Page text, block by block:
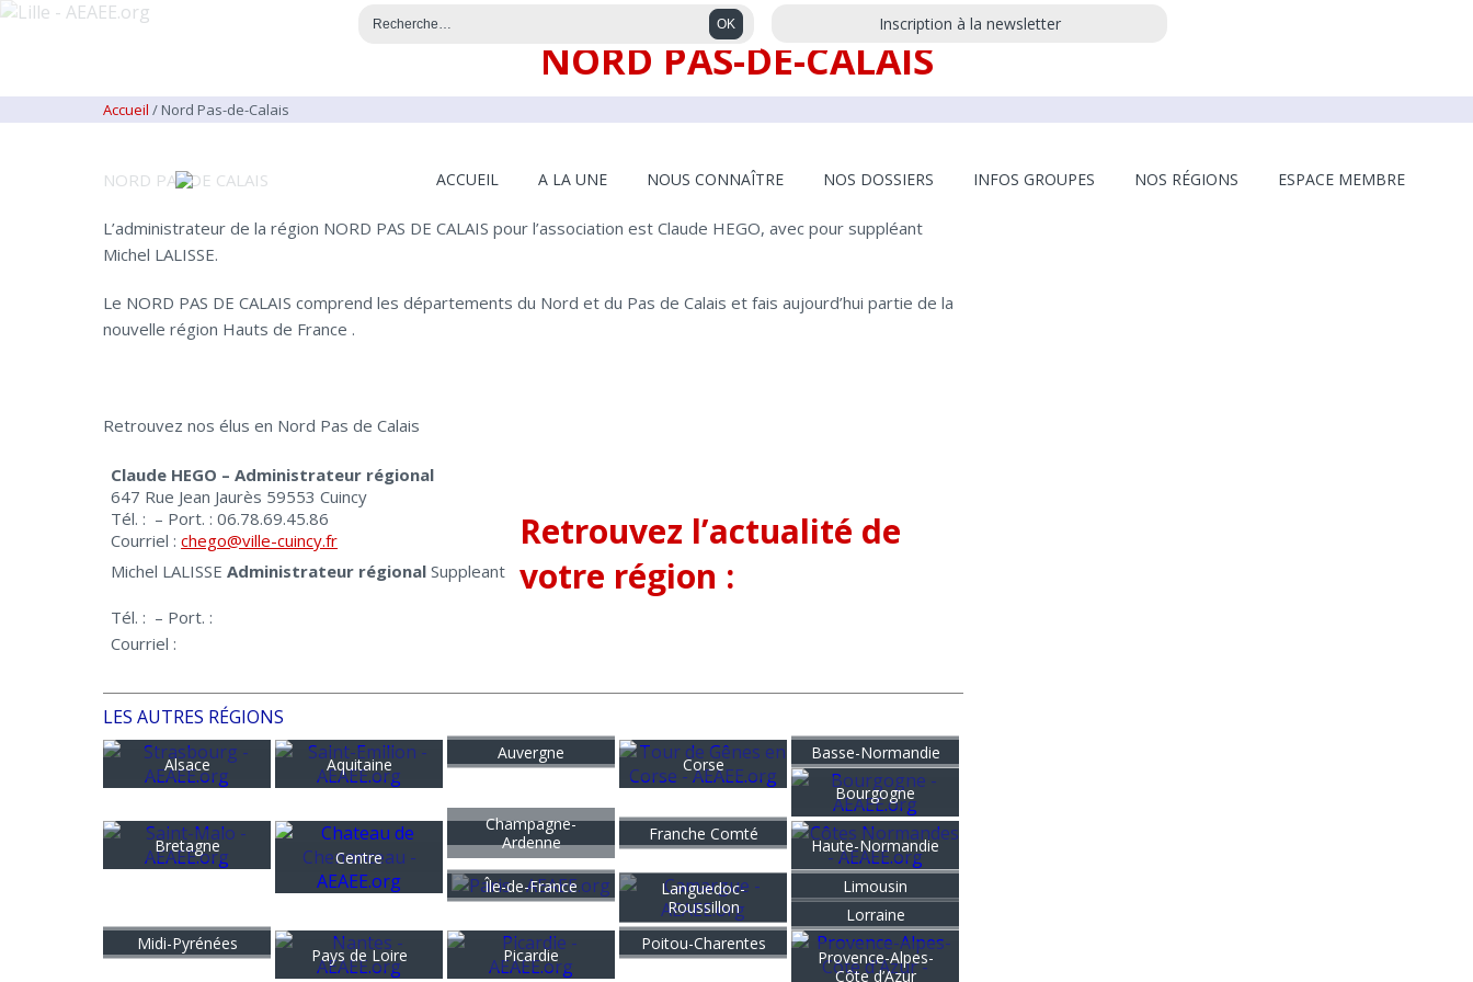
ACCUEIL A LA UNE NOUS CONNAÎTRE NOS DOSSIERS INFOS GROUPES NOS RÉGIONS ESPACE MEMBRE
Inscription à la newsletter
NORD PAS-DE-CALAIS
Accueil / Nord Pas-de-Calais
NORD PAS DE CALAIS
L’administrateur de la région NORD PAS DE CALAIS pour l’association est Claude HEGO, avec pour suppléant
Michel LALISSE.
Le NORD PAS DE CALAIS comprend les départements du Nord et du Pas de Calais et fais aujourd’hui partie de la
nouvelle région Hauts de France .
Retrouvez nos élus en Nord Pas de Calais
Claude HEGO – Administrateur régional
647 Rue Jean Jaurès 59553 Cuincy
Tél. : – Port. : 06.78.69.45.86
Courriel :chego@ville-cuincy.fr
Michel LALISSEAdministrateur régional Suppleant
Tél. : – Port. :
Courriel :
Retrouvez l’actualité de
votre région :
LES AUTRES RÉGIONS
Alsace Aquitaine
Auvergne
Corse
Basse-Normandie
Bourgogne
Bretagne
Centre
Champagne-
Ardenne
Franche Comté
Haute-Normandie
Île-de-France
Languedoc-
Roussillon
Limousin
Lorraine
Midi-Pyrénées
Pays de Loire Picardie
Poitou-Charentes
Provence-Alpes-
Côte d’Azur